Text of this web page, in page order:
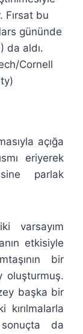
Fırsat bu
gününde
da aldı.
Cornell
açığa
eriyerek
parlak
varsayım
etkisiyle
bir
oluşturmuş.
başka bir
da